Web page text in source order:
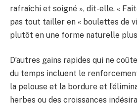
rafraîchi et soigné », dit-elle. «
pas tout tailler en « boulettes de
plutôt en une forme naturelle plus
D’autres gains rapides qui ne
du temps incluent le
la pelouse et la bordure et
herbes ou des croissances